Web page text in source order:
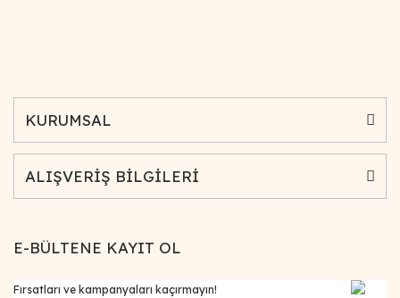
KURUMSAL
ALIŞVERİŞ BİLGİLERİ
E-BÜLTENE KAYIT OL